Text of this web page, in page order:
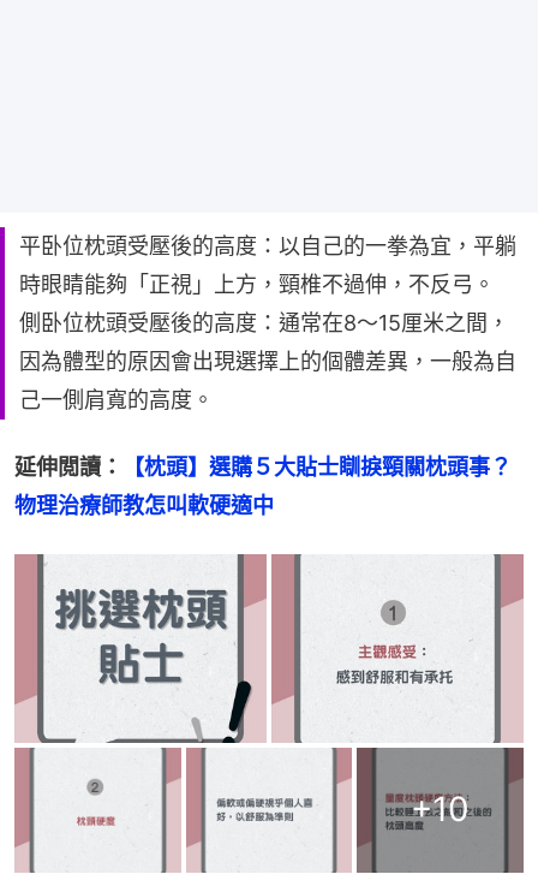
平卧位枕頭受壓後的高度：以自己的一拳為宜，平躺
時眼睛能夠「正視」上方，頸椎不過伸，不反弓。
側卧位枕頭受壓後的高度：通常在8～15厘米之間，
因為體型的原因會出現選擇上的個體差異，一般為自
己一側肩寬的高度。
延伸閲讀：
【枕頭】選購５大貼士瞓捩頸關枕頭事？
物理治療師教怎叫軟硬適中
+10